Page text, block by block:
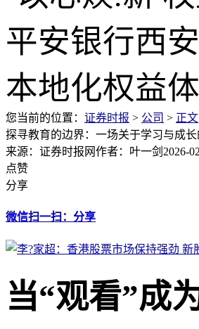
您当前的位置： 证券时报 > 公司 > 正文
探寻教育的边界：一场关于学习与成
来源：证券时报网作者：叶一剑 2026-
点赞
分享
微信扫一扫：分享
当“观看”成